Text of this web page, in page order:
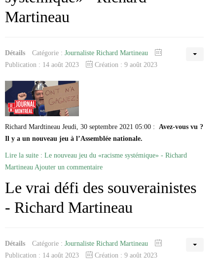
Martineau
Détails Catégorie : Journaliste Richard Martineau
Publication : 14 août 2023
Création : 9 août 2023
Richard Mardtineau Jeudi, 30 septembre 2021 05:00 : Avez-vous vu ?
Il y a un nouveau jeu à l’Assemblée nationale.
Lire la suite : Le nouveau jeu du «racisme systémique» - Richard
Martineau Ajouter un commentaire
Le vrai défi des souverainistes
- Richard Martineau
Détails Catégorie : Journaliste Richard Martineau
Publication : 14 août 2023
Création : 9 août 2023